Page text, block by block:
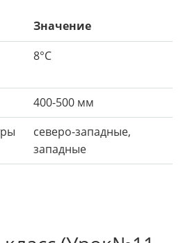
Значение
8°C
400-500 мм
северо-западные,
западные